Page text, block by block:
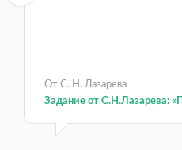
От С. Н. Лазарева
Задание от С.Н.Лазарева: